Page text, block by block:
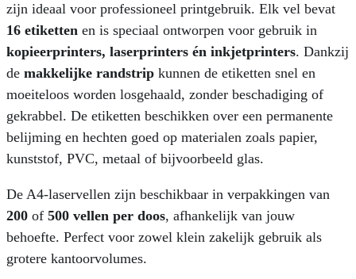
zijn ideaal voor professioneel printgebruik. Elk vel bevat
16 etiketten en is speciaal ontworpen voor gebruik in
kopieerprinters, laserprinters én inkjetprinters. Dankzij
de makkelijke randstrip kunnen de etiketten snel en
moeiteloos worden losgehaald, zonder beschadiging of
gekrabbel. De etiketten beschikken over een permanente
belijming en hechten goed op materialen zoals papier,
kunststof, PVC, metaal of bijvoorbeeld glas.
De A4-laservellen zijn beschikbaar in verpakkingen van
200 of 500 vellen per doos, afhankelijk van jouw
behoefte. Perfect voor zowel klein zakelijk gebruik als
grotere kantoorvolumes.